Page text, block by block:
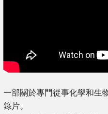
一部關於專門從事化學和生
錄片。